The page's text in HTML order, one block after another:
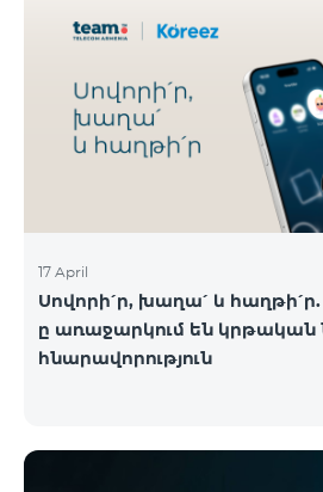
17 April
Սովորի՛ր, խաղա՛ և հաղթի՛ր.
ը առաջարկում են կրթական
հնարավորություն